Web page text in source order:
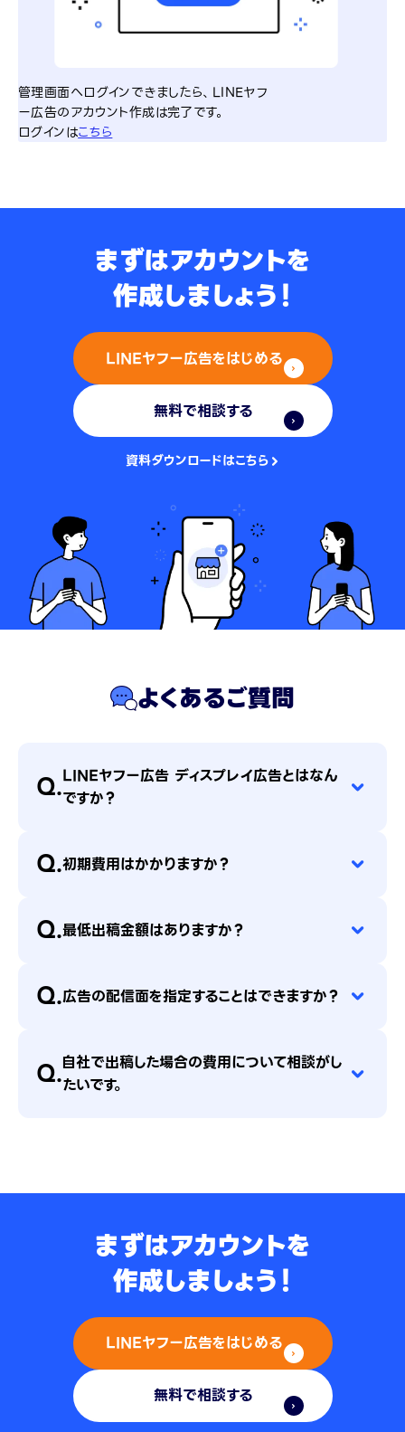
管理画面へログインできましたら、LINEヤフ
ー広告のアカウント作成は完了です。
ログインはこちら
まずはアカウントを
作成しましょう！
LINEヤフー広告をはじめる
無料で相談する
資料ダウンロードはこちら
よくあるご質問
Q.LINEヤフー広告 ディスプレイ広告とはなん
ですか？
Q.初期費用はかかりますか？
Q.最低出稿金額はありますか？
Q.広告の配信面を指定することはできますか？
Q.自社で出稿した場合の費用について相談がし
たいです。
まずはアカウントを
作成しましょう！
LINEヤフー広告をはじめる
無料で相談する